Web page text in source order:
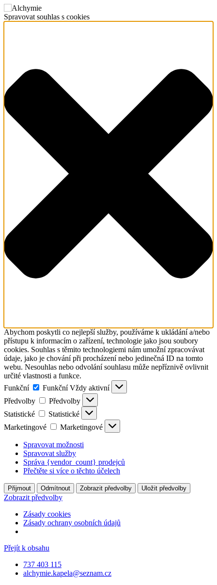
Spravovat souhlas s cookies
Abychom poskytli co nejlepší služby, používáme k ukládání a/nebo
přístupu k informacím o zařízení, technologie jako jsou soubory
cookies. Souhlas s těmito technologiemi nám umožní zpracovávat
údaje, jako je chování při procházení nebo jedinečná ID na tomto
webu. Nesouhlas nebo odvolání souhlasu může nepříznivě ovlivnit
určité vlastnosti a funkce.
Funkční
Funkční Vždy aktivní
Předvolby
Předvolby
Statistické
Statistické
Marketingové
Marketingové
Spravovat možnosti
Spravovat služby
Správa {vendor_count} prodejců
Přečtěte si více o těchto účelech
Přijmout Odmítnout Zobrazit předvolby Uložit předvolby
Zobrazit předvolby
Zásady cookies
Zásady ochrany osobních údajů
Přejít k obsahu
737 403 115
alchymie.kapela@seznam.cz